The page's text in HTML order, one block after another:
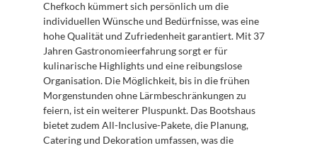
Chefkoch kümmert sich persönlich um die
individuellen Wünsche und Bedürfnisse, was eine
hohe Qualität und Zufriedenheit garantiert. Mit 37
Jahren Gastronomieerfahrung sorgt er für
kulinarische Highlights und eine reibungslose
Organisation. Die Möglichkeit, bis in die frühen
Morgenstunden ohne Lärmbeschränkungen zu
feiern, ist ein weiterer Pluspunkt. Das Bootshaus
bietet zudem All-Inclusive-Pakete, die Planung,
Catering und Dekoration umfassen, was die